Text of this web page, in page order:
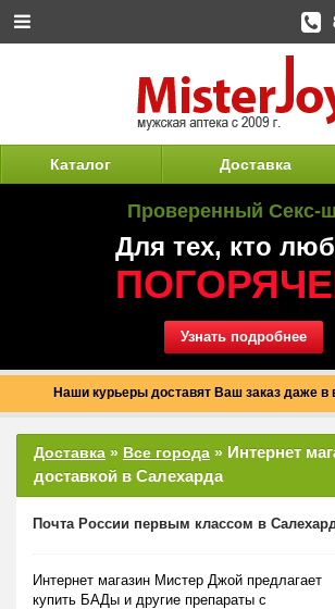
Каталог Доставка
Проверенный Секс-
Для тех, кто
Узнать подробнее
Наши курьеры доставят Ваш заказ даже в
Доставка » Все города » Интернет
доставкой в Салехарда
Почта России первым классом в
Интернет магазин Мистер Джой предлагает
купить БАДы и другие препараты с